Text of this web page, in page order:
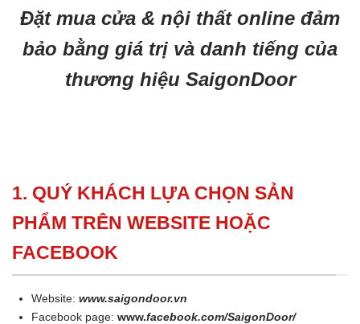
Đặt mua cửa & nội thất online đảm
bảo bằng giá trị và danh tiếng của
thương hiệu SaigonDoor
1. QUÝ KHÁCH LỰA CHỌN SẢN
PHẨM TRÊN WEBSITE HOẶC
FACEBOOK
Website:www.saigondoor.vn
Facebook page:www.facebook.com/SaigonDoor/